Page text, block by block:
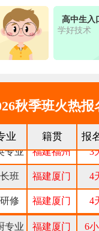
高中生入
学好技术
秋季班火热报
业 籍贯 报
业 福建泉州 3
专业 福建厦门
西点
专业 福建福州 3
班 福建厦门 4
修 福建厦门 4
专业 福建厦门 6